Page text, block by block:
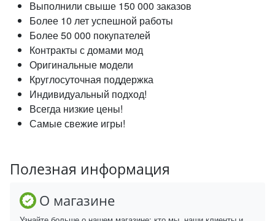
Выполнили свыше 150 000 заказов
Более 10 лет успешной работы
Более 50 000 покупателей
Контракты с домами мод
Оригинальные модели
Круглосуточная поддержка
Индивидуальный подход!
Всегда низкие цены!
Самые свежие игры!
Полезная информация
О магазине